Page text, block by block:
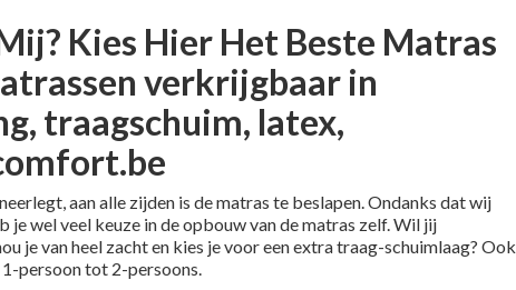
Kies Hier Het Beste Matras
verkrijgbaar in
traagschuim, latex,
aan alle zijden is de matras te beslapen. Ondanks dat wij
je wel veel keuze in de opbouw van de matras zelf. Wil jij
je van heel zacht en kies je voor een extra traag-schuimlaag? Ook
persoon tot 2-persoons.